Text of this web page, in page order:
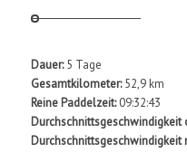
Dauer:5 Tage
Gesamtkilometer:52,9 km
Reine Paddelzeit:09:32:43
Durchschnittsgeschwindigkeit
Durchschnittsgeschwindigkeit